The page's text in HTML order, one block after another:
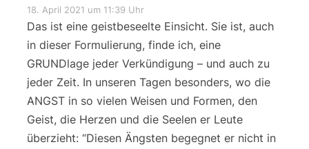
18. April 2021 um 11:39 Uhr
Das ist eine geistbeseelte Einsicht. Sie ist, auch
in dieser Formulierung, finde ich, eine
GRUNDlage jeder Verkündigung – und auch zu
jeder Zeit. In unseren Tagen besonders, wo die
ANGST in so vielen Weisen und Formen, den
Geist, die Herzen und die Seelen er Leute
überzieht: “Diesen Ängsten begegnet er nicht in